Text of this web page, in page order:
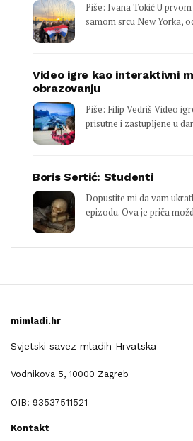
Piše: Ivana Tokić U
samom srcu New Yorka,
Video igre kao interaktivni
obrazovanju
Piše: Filip Vedriš Video
prisutne i zastupljene u
Boris Sertić: Studenti
Dopustite mi da vam
epizodu. Ova je priča
mimladi.hr
Svjetski savez mladih Hrvatska
Vodnikova 5, 10000 Zagreb
OIB: 93537511521
Kontakt